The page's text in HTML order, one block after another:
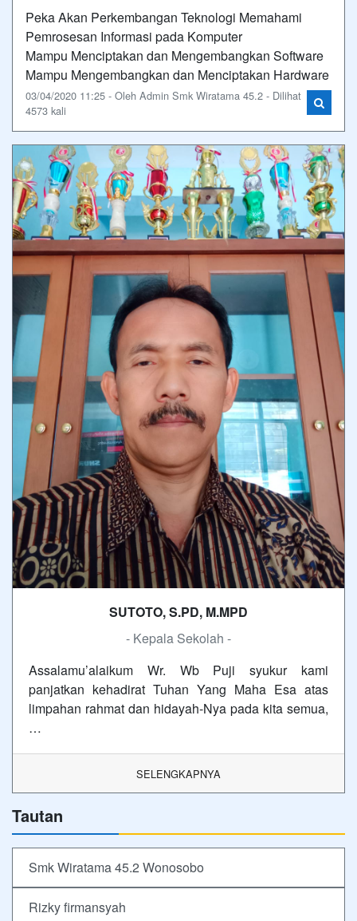
Peka Akan Perkembangan Teknologi Memahami
Pemrosesan Informasi pada Komputer
Mampu Menciptakan dan Mengembangkan Software
Mampu Mengembangkan dan Menciptakan Hardware
03/04/2020 11:25 - Oleh Admin Smk Wiratama 45.2 - Dilihat
4573 kali
SUTOTO, S.PD, M.MPD
- Kepala Sekolah -
Assalamu’alaikum Wr. Wb Puji syukur kami
panjatkan kehadirat Tuhan Yang Maha Esa atas
limpahan rahmat dan hidayah-Nya pada kita semua,
…
SELENGKAPNYA
Tautan
Smk Wiratama 45.2 Wonosobo
Rizky firmansyah